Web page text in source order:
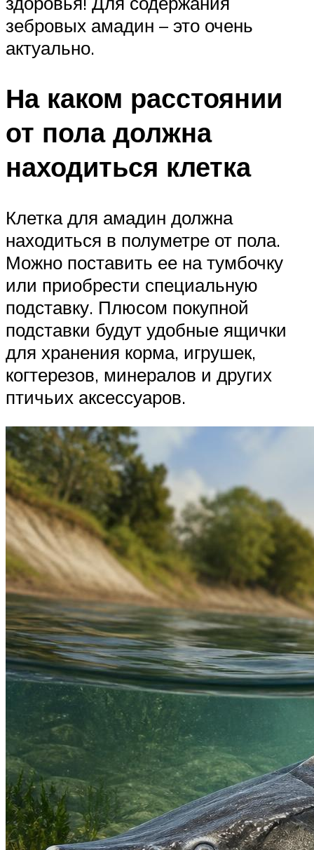
зебровых амадин – это очень
актуально.
На каком расстоянии
от пола должна
находиться клетка
Клетка для амадин должна
находиться в полуметре от пола.
Можно поставить ее на тумбочку
или приобрести специальную
подставку. Плюсом покупной
подставки будут удобные ящички
для хранения корма, игрушек,
когтерезов, минералов и других
птичьих аксессуаров.